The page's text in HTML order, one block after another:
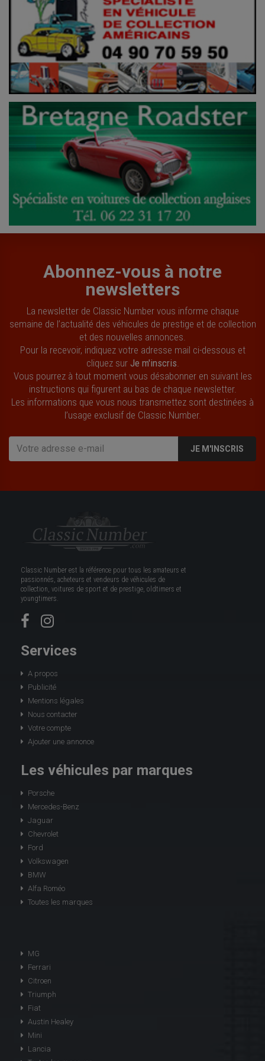
Abonnez-vous à notre
newsletters
La newsletter de Classic Number vous informe chaque
semaine de l’actualité des véhicules de prestige et de collection
et des nouvelles annonces.
Pour la recevoir, indiquez votre adresse mail ci-dessous et
cliquez sur Je m'inscris.
Vous pourrez à tout moment vous désabonner en suivant les
instructions qui figurent au bas de chaque newsletter.
Les informations que vous nous transmettez sont destinées à
l’usage exclusif de Classic Number.
JE M'INSCRIS
Classic Number est la référence pour tous les amateurs et
passionnés, acheteurs et vendeurs de véhicules de
collection, voitures de sport et de prestige, oldtimers et
youngtimers.
Services
A propos
Publicité
Mentions légales
Nous contacter
Votre compte
Ajouter une annonce
Les véhicules par marques
Porsche
Mercedes-Benz
Jaguar
Chevrolet
Ford
Volkswagen
BMW
Alfa Roméo
Toutes les marques
MG
Ferrari
Citroen
Triumph
Fiat
Austin Healey
Mini
Lancia